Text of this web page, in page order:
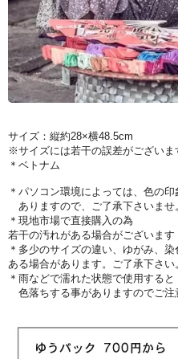
サイズ：縦約28×横48.5cm
※サイズには若干の誤差がございま
＊ベトナム
＊パソコン環境によっては、色の
ありますので、ご了承下さいませ
＊現地市場で直接購入の為
若干の汚れがある場合がございます
＊多少のサイズの違い、ゆがみ、
ある場合があります。ご了承下さい
＊雨などで濡れた状態で使用すると
色落ちする事がありますのでご注